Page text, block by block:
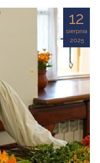
12
sierpnia
2025